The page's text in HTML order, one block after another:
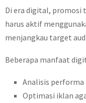
Di era digital, promosi
harus aktif
menjangkau target
Beberapa manfaat
Analisis performa
Optimasi iklan